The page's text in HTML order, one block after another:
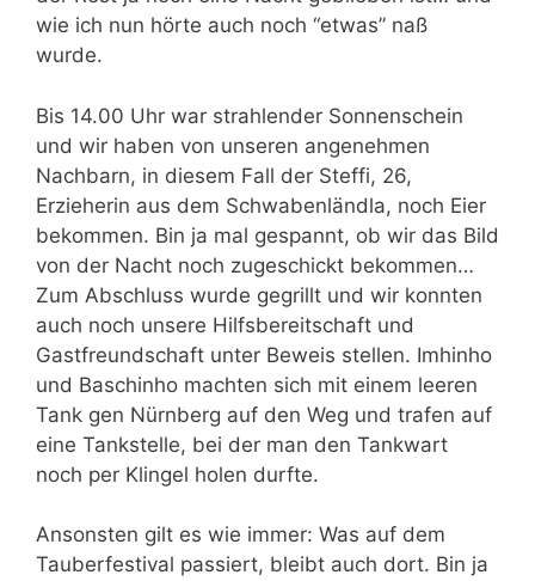
wie ich nun hörte auch noch “etwas” naß
wurde.
Bis 14.00 Uhr war strahlender Sonnenschein
und wir haben von unseren angenehmen
Nachbarn, in diesem Fall der Steffi, 26,
Erzieherin aus dem Schwabenländla, noch Eier
bekommen. Bin ja mal gespannt, ob wir das Bild
von der Nacht noch zugeschickt bekommen…
Zum Abschluss wurde gegrillt und wir konnten
auch noch unsere Hilfsbereitschaft und
Gastfreundschaft unter Beweis stellen. Imhinho
und Baschinho machten sich mit einem leeren
Tank gen Nürnberg auf den Weg und trafen auf
eine Tankstelle, bei der man den Tankwart
noch per Klingel holen durfte.
Ansonsten gilt es wie immer: Was auf dem
Tauberfestival passiert, bleibt auch dort. Bin ja